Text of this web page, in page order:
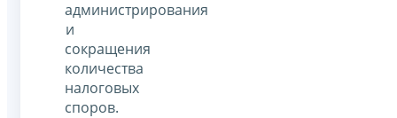
администрирования
и
сокращения
количества
налоговых
споров.